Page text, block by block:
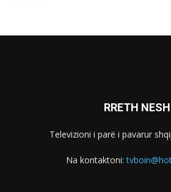
RRETH NESH
Televizioni i parë i pavarur
Na kontaktoni: